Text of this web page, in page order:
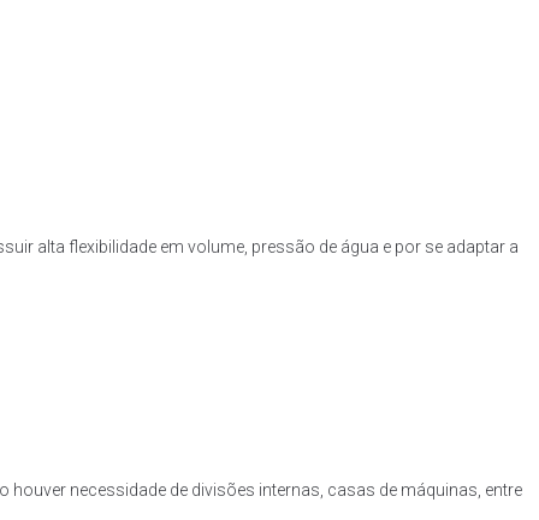
alta flexibilidade em volume, pressão de água e por se adaptar a
necessidade de divisões internas, casas de máquinas, entre